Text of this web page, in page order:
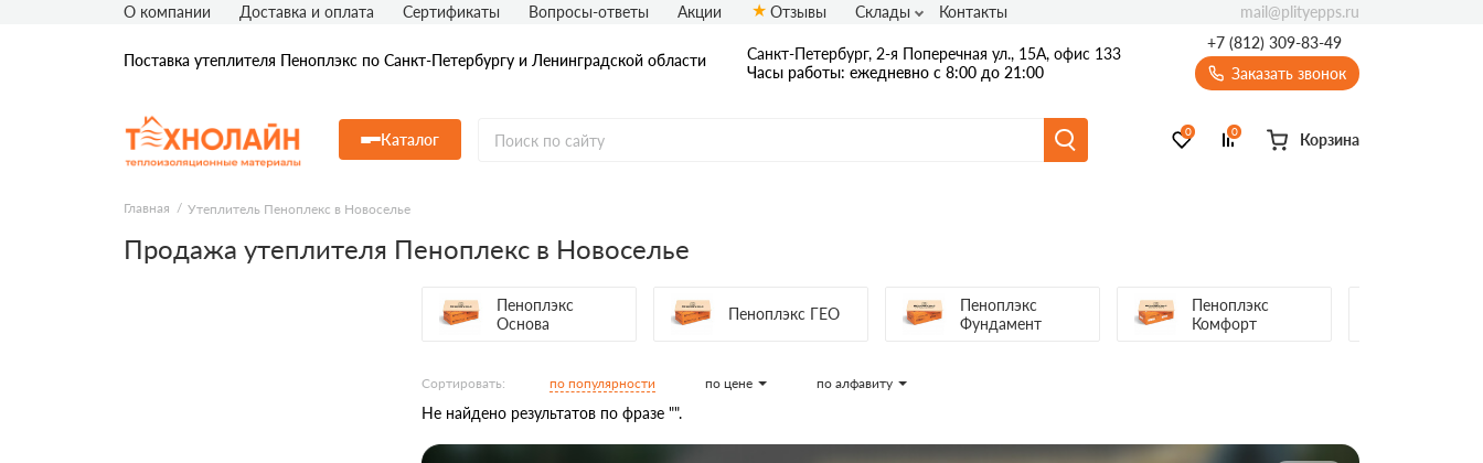
Поставка утеплителя Пеноплэкс по Санкт-Петербургу и Ленинградской области
Санкт-Петербург, 2-я Поперечная ул., 15А, офис 133
Часы работы: ежедневно с 8:00 до 21:00
+7 (812) 309-83-49
Заказать звонок
Каталог 0 0 Корзина
О компании Доставка и оплата Сертификаты Вопросы-ответы Акции Отзывы Склады Контакты mail@plityepps.ru
Главная Утеплитель Пеноплекс в Новоселье
Продажа утеплителя Пеноплекс в Новоселье
Пеноплэкс
Основа
Пеноплэкс ГЕО
Пеноплэкс
Фундамент
Пеноплэкс
Комфорт
Сортировать: по популярности по цене по алфавиту
Не найдено результатов по фразе "".